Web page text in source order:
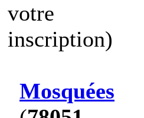
votre
inscription)
Mosquées